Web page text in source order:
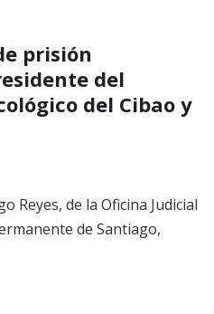
prisión
del
del Cibao y
Reyes, de la Oficina Judicial
de Santiago,